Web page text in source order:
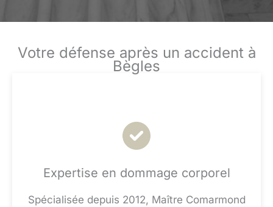
Votre défense après un accident à
Bègles
Expertise en dommage corporel
Spécialisée depuis 2012, Maître Comarmond